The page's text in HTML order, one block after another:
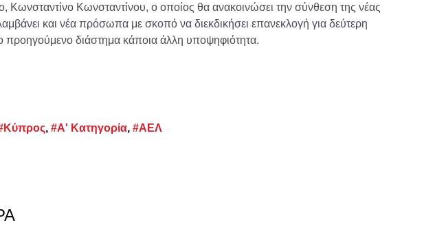
Κωνσταντίνο Κωνσταντίνου, ο οποίος θα ανακοινώσει την σύνθεση της νέας
και νέα πρόσωπα με σκοπό να διεκδικήσει επανεκλογή για δεύτερη
προηγούμενο διάστημα κάποια άλλη υποψηφιότητα.
, #Α' Κατηγορία, #ΑΕΛ